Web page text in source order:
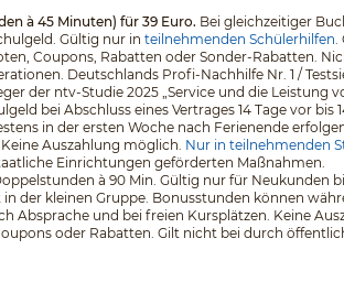
à 45 Minuten) für 39 Euro. Bei gleichzeitiger
Gültig nur in teilnehmenden Schülerhilfen.
Coupons, Rabatten oder Sonder-Rabatten.
Deutschlands Profi-Nachhilfe Nr. 1 /
der ntv-Studie 2025 „Service und die Leistung
bei Abschluss eines Vertrages 14 Tage vor
in der ersten Woche nach Ferienende
Auszahlung möglich. Nur in teilnehmenden
Einrichtungen geförderten Maßnahmen.
à 90 Min. Gültig nur für Neukunden
der kleinen Gruppe. Bonusstunden können
Absprache und bei freien Kursplätzen. Keine
oder Rabatten. Gilt nicht bei durch